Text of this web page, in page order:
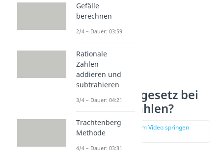
Gilt das
Kommutativgesetz bei
negativen Zahlen?
zur Stelle im Video springen
Gefälle
berechnen
2/4 – Dauer: 03:59
Rationale
Zahlen
addieren und
subtrahieren
3/4 – Dauer: 04:21
Trachtenberg
Methode
4/4 – Dauer: 03:31